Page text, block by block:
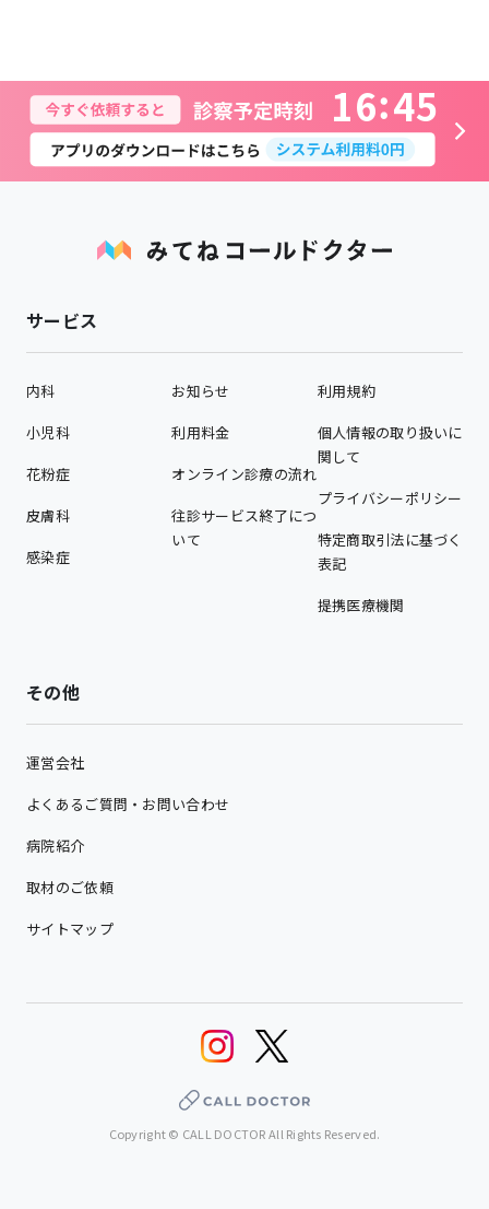
16 45
サービス
内科
小児科
花粉症
皮膚科
感染症
お知らせ
利用料金
オンライン診療の流れ
往診サービス終了につ
いて
利用規約
個人情報の取り扱いに
関して
プライバシーポリシー
特定商取引法に基づく
表記
提携医療機関
その他
運営会社
よくあるご質問・お問い合わせ
病院紹介
取材のご依頼
サイトマップ
Copyright © CALL DOCTOR All Rights Reserved.